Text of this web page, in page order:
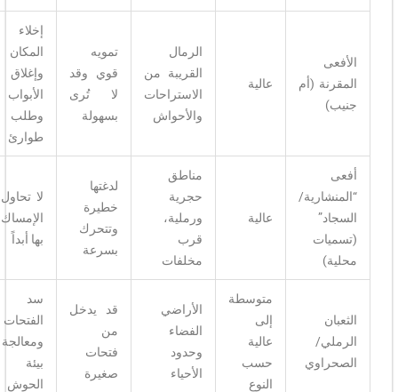
الأفعى
المقرنة (أم
جنيب)
عالية
الرمال
القريبة من
الاستراحات
والأحواش
تمويه
قوي وقد
لا تُرى
بسهولة
إخلاء
المكان
وإغلاق
الأبواب
وطلب
طوارئ
أفعى
“المنشارية/
السجاد”
(تسميات
محلية)
عالية
مناطق
حجرية
ورملية،
قرب
مخلفات
لدغتها
خطيرة
وتتحرك
بسرعة
لا تحاول
الإمساك
بها أبداً
الثعبان
الرملي/
الصحراوي
متوسطة
إلى
عالية
حسب
النوع
الأراضي
الفضاء
وحدود
الأحياء
قد يدخل
من
فتحات
صغيرة
سد
الفتحات
ومعالجة
بيئة
الحوش